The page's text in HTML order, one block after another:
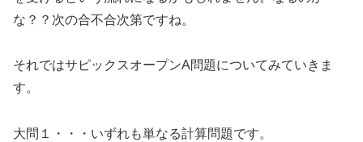
な？？次の合不合次第ですね。
それではサピックスオープンA問題についてみていきま
す。
大問１・・・いずれも単なる計算問題です。